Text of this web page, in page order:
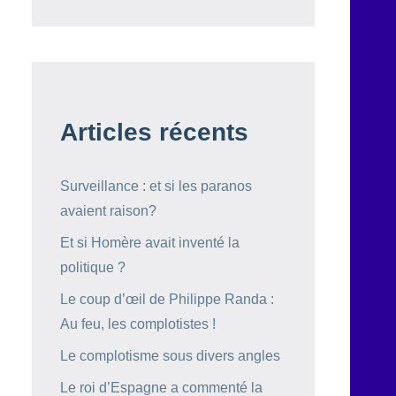
Articles récents
Surveillance : et si les paranos
avaient raison?
Et si Homère avait inventé la
politique ?
Le coup d’œil de Philippe Randa :
Au feu, les complotistes !
Le complotisme sous divers angles
Le roi d’Espagne a commenté la